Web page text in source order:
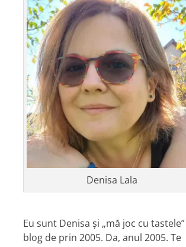
Denisa Lala
Eu sunt Denisa și „mă joc cu
blog de prin 2005. Da, anul 2005. Te